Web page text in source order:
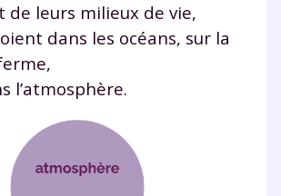
de leurs milieux de vie,
dans les océans, sur la
l’atmosphère.